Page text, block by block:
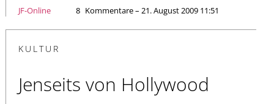
JF-Online 8 Kommentare – 21. August 2009 11:51
KULTUR
Jenseits von Hollywood